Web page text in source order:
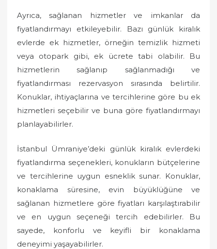
Ayrıca, sağlanan hizmetler ve imkanlar da
fiyatlandırmayı etkileyebilir. Bazı günlük kiralık
evlerde ek hizmetler, örneğin temizlik hizmeti
veya otopark gibi, ek ücrete tabi olabilir. Bu
hizmetlerin sağlanıp sağlanmadığı ve
fiyatlandırması rezervasyon sırasında belirtilir.
Konuklar, ihtiyaçlarına ve tercihlerine göre bu ek
hizmetleri seçebilir ve buna göre fiyatlandırmayı
planlayabilirler.
İstanbul Ümraniye’deki günlük kiralık evlerdeki
fiyatlandırma seçenekleri, konukların bütçelerine
ve tercihlerine uygun esneklik sunar. Konuklar,
konaklama süresine, evin büyüklüğüne ve
sağlanan hizmetlere göre fiyatları karşılaştırabilir
ve en uygun seçeneği tercih edebilirler. Bu
sayede, konforlu ve keyifli bir konaklama
deneyimi yaşayabilirler.